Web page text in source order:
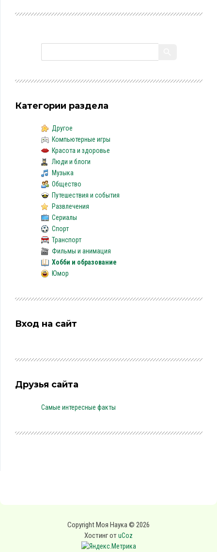
Категории раздела
Другое
Компьютерные игры
Красота и здоровье
Люди и блоги
Музыка
Общество
Путешествия и события
Развлечения
Сериалы
Спорт
Транспорт
Фильмы и анимация
Хобби и образование
Юмор
Вход на сайт
Друзья сайта
Самые интересные факты
Copyright Моя Наука © 2026
Хостинг отuCoz